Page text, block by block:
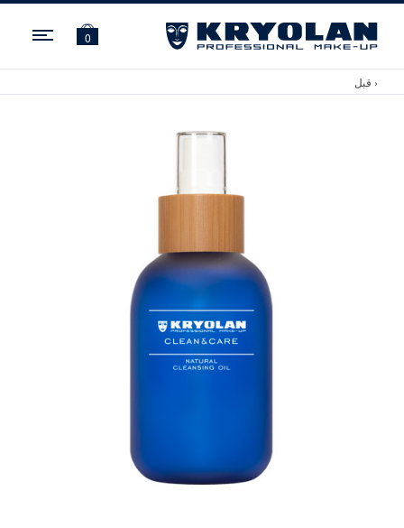
0
‹ قبل